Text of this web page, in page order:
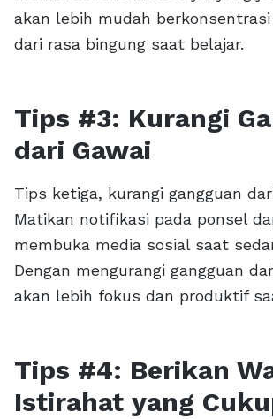
akan lebih mudah
dari rasa bingung saat belajar.
Tips #3: Kurangi
dari Gawai
Tips ketiga, kurangi gangguan
Matikan notifikasi pada ponsel
membuka media sosial saat
Dengan mengurangi gangguan
akan lebih fokus dan produktif
Tips #4: Berikan
Istirahat yang